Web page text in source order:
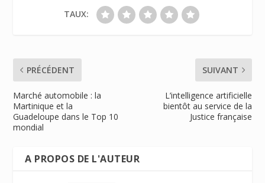
TAUX:
PRÉCÉDENT
Marché automobile : la
Martinique et la
Guadeloupe dans le Top 10
mondial
SUIVANT
L’intelligence artificielle
bientôt au service de la
Justice française
A PROPOS DE L'AUTEUR